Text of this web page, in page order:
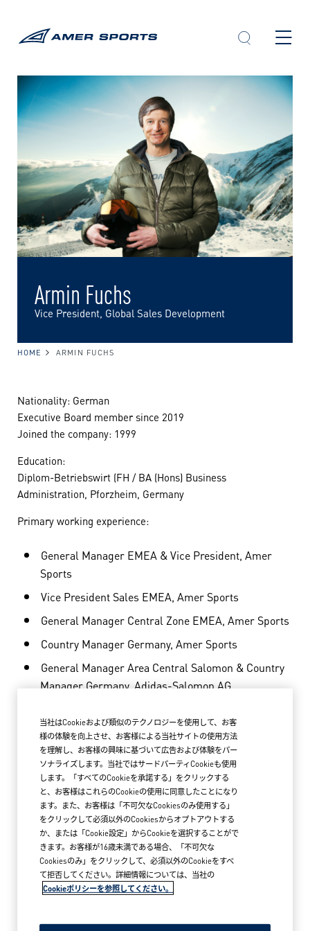
Armin Fuchs
Vice President, Global Sales Development
HOME ARMIN FUCHS
Nationality: German
Executive Board member since 2019
Joined the company: 1999
Education:
Diplom-Betriebswirt (FH / BA (Hons) Business
Administration, Pforzheim, Germany
Primary working experience:
General Manager EMEA & Vice President, Amer
Sports
Vice President Sales EMEA, Amer Sports
General Manager Central Zone EMEA, Amer Sports
Country Manager Germany, Amer Sports
General Manager Area Central Salomon & Country
Manager Germany, Adidas-Salomon AG
leadership roles in DACH, Adidas-Salomon AG
Sales & Marketing Manager Germany
Nordica/Kästle/&asolo, Benetton Sportsystem
Key positions of trust:
Member of the ISPO Advisory Board
Member of the German Outdoor Industry Expert
Group
当社はCookieおよび類似のテクノロジーを使用して、お客
様の体験を向上させ、お客様による当社サイトの使用方法
を理解し、お客様の興味に基づいて広告および体験をパー
ソナライズします。当社ではサードパーティCookieも使用
します。「すべてのCookieを承諾する」をクリックする
と、お客様はこれらのCookieの使用に同意したことになり
ます。また、お客様は「不可欠なCookiesのみ使用する」
をクリックして必須以外のCookiesからオプトアウトする
か、または「Cookie設定」からCookieを選択することがで
きます。お客様が16歳未満である場合、「不可欠な
Cookiesのみ」をクリックして、必須以外のCookieをすべ
て拒否してください。詳細情報については、当社の
Cookieポリシーを参照してください。